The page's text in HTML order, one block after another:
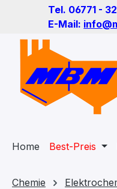
Hauptinhalt springen
Zur Suche springen
Zur Hauptnavigation
Tel. 06771 -
E-Mail:
Home Best-Preis
Chemie